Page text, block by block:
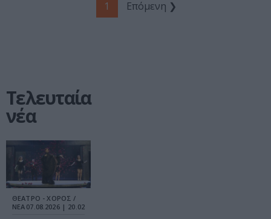
1 Επόμενη ❯
Τελευταία
νέα
ΘΕΑΤΡΟ - ΧΟΡΟΣ /
ΝΕΑ 07.08.2026 | 20.02